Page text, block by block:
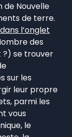
de Nouvelle
de terre.
l’onglet
des
se trouver
sur les
leur propre
parmi les
vous
le